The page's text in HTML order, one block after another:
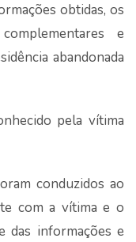
obtidas, os
e
abandonada
pela vítima
conduzidos ao
com a vítima e o
das informações e